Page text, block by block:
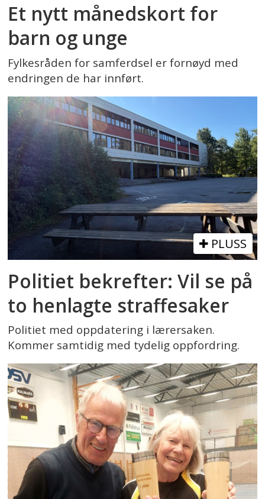
Et nytt månedskort for
barn og unge
Fylkesråden for samferdsel er fornøyd med
endringen de har innført.
PLUSS
Politiet bekrefter: Vil se på
to henlagte straffesaker
Politiet med oppdatering i lærersaken.
Kommer samtidig med tydelig oppfordring.